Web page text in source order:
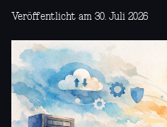
Veröffentlicht am 30. Juli 2026